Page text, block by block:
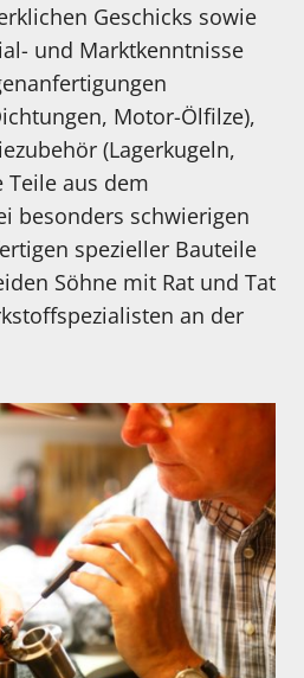
Geschicks sowie
und Marktkenntnisse
Motor-Ölfilze),
(Lagerkugeln,
Teile aus dem
besonders schwierigen
spezieller Bauteile
Söhne mit Rat und Tat
an der